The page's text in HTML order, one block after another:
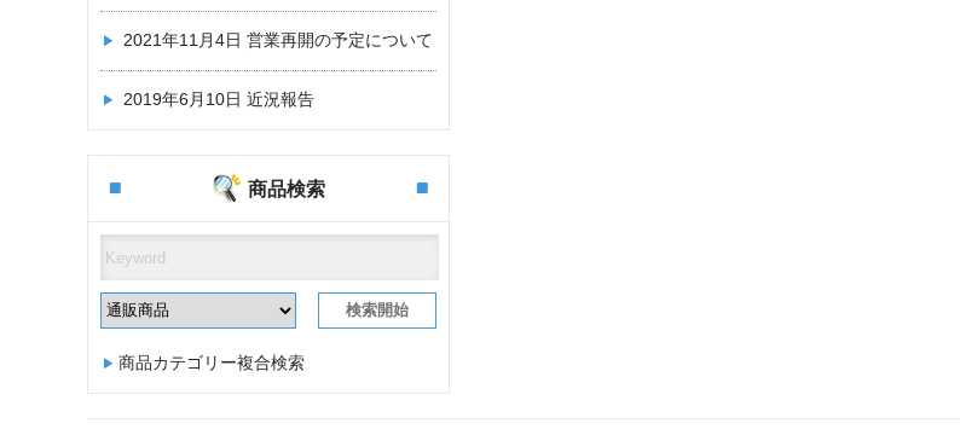
2021年11月4日 営業再開の予定について
2019年6月10日 近況報告
商品検索
商品カテゴリー複合検索